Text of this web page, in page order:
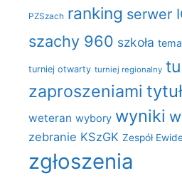
PZSzach ranking serwer
szachy 960 szkoła
turniej otwarty turniej regionalny
zaproszeniami
weteran wybory wyniki
zebranie KSzGK Zespół
zgłoszenia